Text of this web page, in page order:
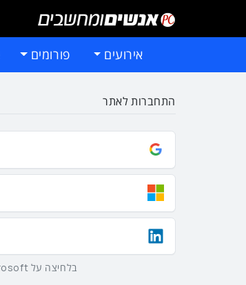
אירועים פורומים
התחברות לאתר
בלחיצה על Google, Microsoft וLinkedIn באמצעות הכפתורים שלמעלה אתם מסכימים ל